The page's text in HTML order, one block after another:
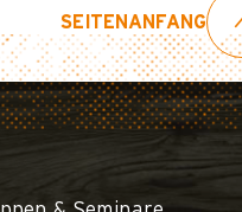
SEITENANFANG